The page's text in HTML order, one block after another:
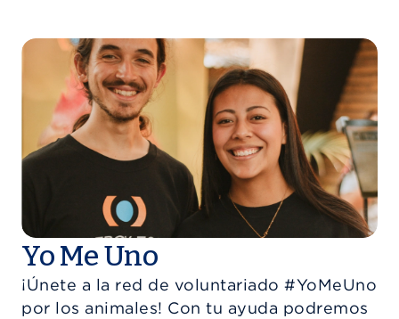
Yo Me Uno
¡Únete a la red de voluntariado #YoMeUno
por los animales! Con tu ayuda podremos